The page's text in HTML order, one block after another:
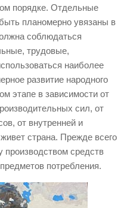
порядке. Отдельные
планомерно увязаны в
соблюдаться
трудовые,
наиболее
развитие народного
этапе в зависимости от
сил, от
от внутренней и
страна. Прежде всего
средств
потребления.